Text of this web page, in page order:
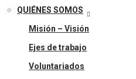
QUIÉNES SOMOS
Misión – Visión
Ejes de trabajo
Voluntariados